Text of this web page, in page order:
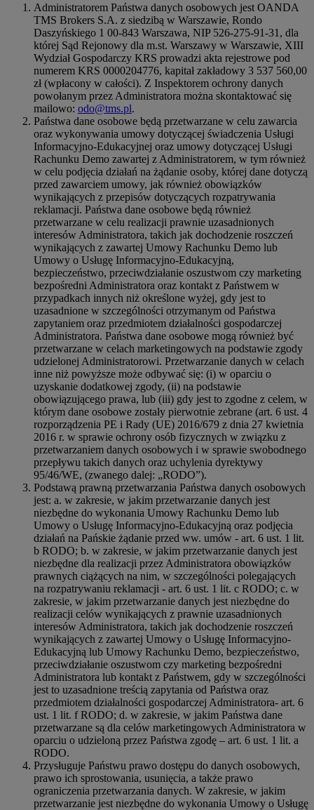
Administratorem Państwa danych osobowych jest OANDA
TMS Brokers S.A. z siedzibą w Warszawie, Rondo
Daszyńskiego 1 00-843 Warszawa, NIP 526-275-91-31, dla
której Sąd Rejonowy dla m.st. Warszawy w Warszawie, XIII
Wydział Gospodarczy KRS prowadzi akta rejestrowe pod
numerem KRS 0000204776, kapitał zakładowy 3 537 560,00
zł (wpłacony w całości). Z Inspektorem ochrony danych
powołanym przez Administratora można skontaktować się
mailowo: odo@tms.pl.
Państwa dane osobowe będą przetwarzane w celu zawarcia
oraz wykonywania umowy dotyczącej świadczenia Usługi
Informacyjno-Edukacyjnej oraz umowy dotyczącej Usługi
Rachunku Demo zawartej z Administratorem, w tym również
w celu podjęcia działań na żądanie osoby, której dane dotyczą
przed zawarciem umowy, jak również obowiązków
wynikających z przepisów dotyczących rozpatrywania
reklamacji. Państwa dane osobowe będą również
przetwarzane w celu realizacji prawnie uzasadnionych
interesów Administratora, takich jak dochodzenie roszczeń
wynikających z zawartej Umowy Rachunku Demo lub
Umowy o Usługę Informacyjno-Edukacyjną,
bezpieczeństwo, przeciwdziałanie oszustwom czy marketing
bezpośredni Administratora oraz kontakt z Państwem w
przypadkach innych niż określone wyżej, gdy jest to
uzasadnione w szczególności otrzymanym od Państwa
zapytaniem oraz przedmiotem działalności gospodarczej
Administratora. Państwa dane osobowe mogą również być
przetwarzane w celach marketingowych na podstawie zgody
udzielonej Administratorowi. Przetwarzanie danych w celach
inne niż powyższe może odbywać się: (i) w oparciu o
uzyskanie dodatkowej zgody, (ii) na podstawie
obowiązującego prawa, lub (iii) gdy jest to zgodne z celem, w
którym dane osobowe zostały pierwotnie zebrane (art. 6 ust. 4
rozporządzenia PE i Rady (UE) 2016/679 z dnia 27 kwietnia
2016 r. w sprawie ochrony osób fizycznych w związku z
przetwarzaniem danych osobowych i w sprawie swobodnego
przepływu takich danych oraz uchylenia dyrektywy
95/46/WE, (zwanego dalej: „RODO”).
Podstawą prawną przetwarzania Państwa danych osobowych
jest: a. w zakresie, w jakim przetwarzanie danych jest
niezbędne do wykonania Umowy Rachunku Demo lub
Umowy o Usługę Informacyjno-Edukacyjną oraz podjęcia
działań na Pańskie żądanie przed ww. umów - art. 6 ust. 1 lit.
b RODO; b. w zakresie, w jakim przetwarzanie danych jest
niezbędne dla realizacji przez Administratora obowiązków
prawnych ciążących na nim, w szczególności polegających
na rozpatrywaniu reklamacji - art. 6 ust. 1 lit. c RODO; c. w
zakresie, w jakim przetwarzanie danych jest niezbędne do
realizacji celów wynikających z prawnie uzasadnionych
interesów Administratora, takich jak dochodzenie roszczeń
wynikających z zawartej Umowy o Usługę Informacyjno-
Edukacyjną lub Umowy Rachunku Demo, bezpieczeństwo,
przeciwdziałanie oszustwom czy marketing bezpośredni
Administratora lub kontakt z Państwem, gdy w szczególności
jest to uzasadnione treścią zapytania od Państwa oraz
przedmiotem działalności gospodarczej Administratora- art. 6
ust. 1 lit. f RODO; d. w zakresie, w jakim Państwa dane
przetwarzane są dla celów marketingowych Administratora w
oparciu o udzieloną przez Państwa zgodę – art. 6 ust. 1 lit. a
RODO.
Przysługuje Państwu prawo dostępu do danych osobowych,
prawo ich sprostowania, usunięcia, a także prawo
ograniczenia przetwarzania danych. W zakresie, w jakim
przetwarzanie jest niezbędne do wykonania Umowy o Usługę